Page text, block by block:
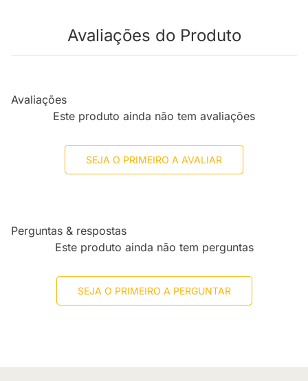
Avaliações do Produto
Avaliações
Este produto ainda não tem avaliações
SEJA O PRIMEIRO A AVALIAR
Perguntas & respostas
Este produto ainda não tem perguntas
SEJA O PRIMEIRO A PERGUNTAR